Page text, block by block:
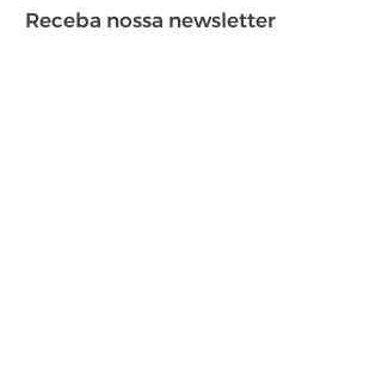
Receba nossa newsletter